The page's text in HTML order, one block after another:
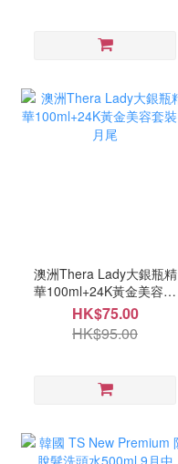
澳洲Thera Lady大銀瓶精
華100ml+24K黃金美容套
裝 9月尾
HK$75.00
HK$95.00